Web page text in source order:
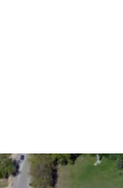
Billede